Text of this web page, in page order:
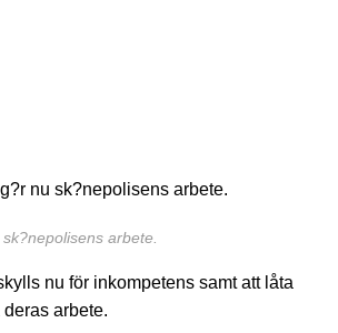
arbete.
nu för inkompetens samt att låta
arbete.